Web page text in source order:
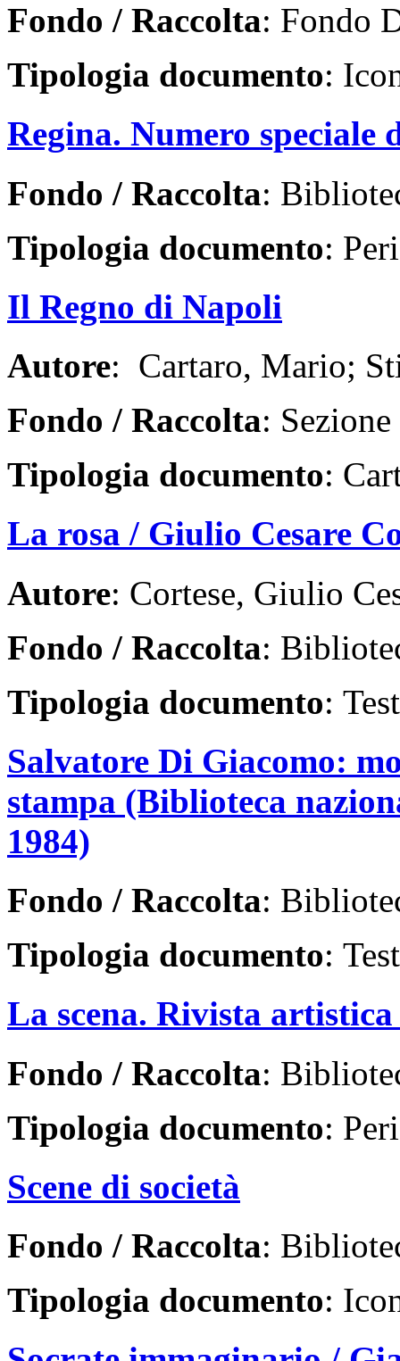
Fondo / Raccolta: Fondo
Tipologia documento:
Regina. Numero speciale
Fondo / Raccolta:
Tipologia documento:
Il Regno di Napoli
Autore: Cartaro, Mario;
Fondo / Raccolta:
Tipologia documento:
La rosa / Giulio Cesare
Autore: Cortese, Giulio
Fondo / Raccolta:
Tipologia documento:
Salvatore Di Giacomo:
stampa (Biblioteca
1984)
Fondo / Raccolta:
Tipologia documento:
La scena. Rivista
Fondo / Raccolta:
Tipologia documento:
Scene di società
Fondo / Raccolta:
Tipologia documento: